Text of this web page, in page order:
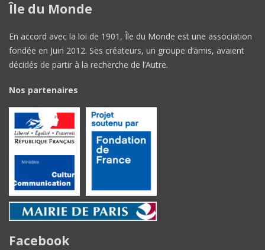
Île du Monde
En accord avec la loi de 1901, Île du Monde est une association
fondée en Juin 2012. Ses créateurs, un groupe d’amis, avaient
décidés de partir à la recherche de l’Autre.
Nos partenaires
Facebook